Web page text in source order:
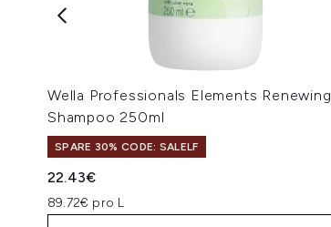
Wella Professionals Elements Renewing
Shampoo 250ml
SPARE 30% CODE: SALELF
22.43€
89.72€ pro L